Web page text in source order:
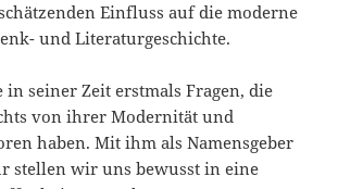
Einfluss auf die moderne
und Literaturgeschichte.
in seiner Zeit erstmals Fragen, die
von ihrer Modernität und
haben. Mit ihm als Namensgeber
stellen wir uns bewusst in eine